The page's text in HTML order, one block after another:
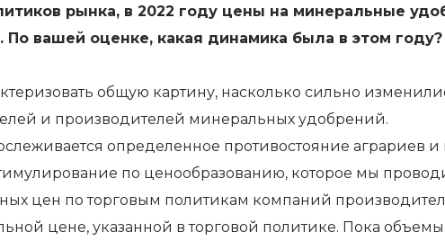
рынка, в 2022 году цены на минеральные
По вашей оценке, какая динамика была в этом
общую картину, насколько сильно
и производителей минеральных удобрений.
определенное противостояние аграриев
по ценообразованию, которое мы
цен по торговым политикам компаний
цене, указанной в торговой политике. Пока